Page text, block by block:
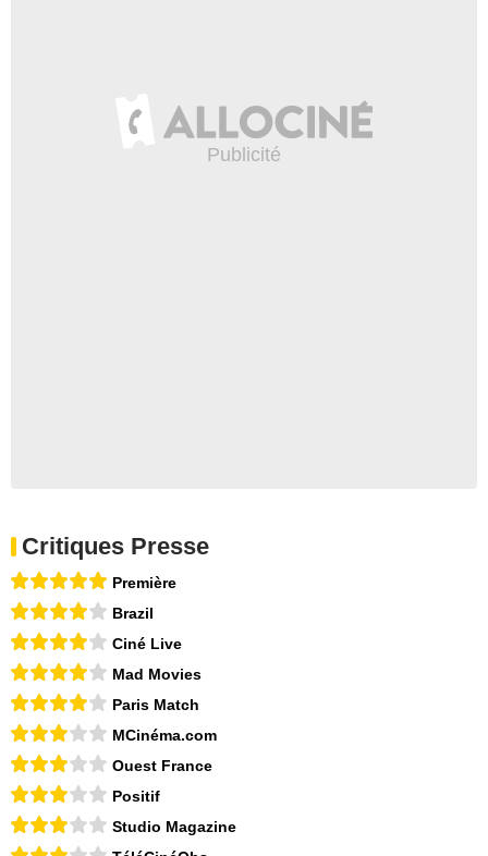
Critiques Presse
Première
Brazil
Ciné Live
Mad Movies
Paris Match
MCinéma.com
Ouest France
Positif
Studio Magazine